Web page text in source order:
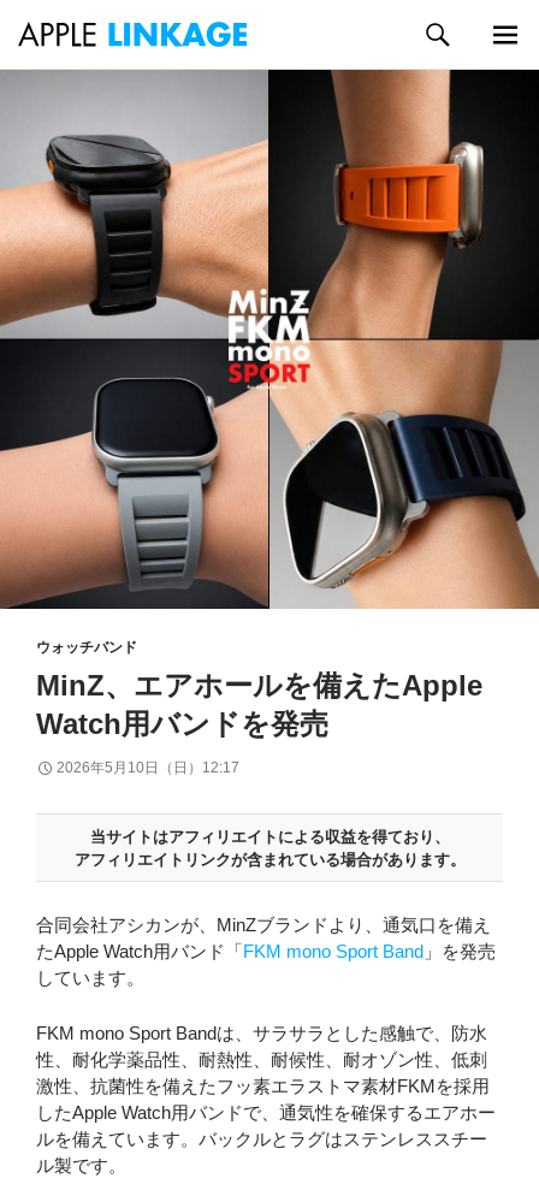
ツ
ス
キ
ッ
プ
索
ウォッチバンド
MinZ、エアホールを備えたApple
Watch用バンドを発売
2026年5月10日（日）12:17
当サイトはアフィリエイトによる収益を得ており、
アフィリエイトリンクが含まれている場合があります。
合同会社アシカンが、MinZブランドより、通気口を備え
たApple Watch用バンド「FKM mono Sport Band 」を発売
しています。
FKM mono Sport Bandは、サラサラとした感触で、防水
性、耐化学薬品性、耐熱性、耐候性、耐オゾン性、低刺
激性、抗菌性を備えたフッ素エラストマ素材FKMを採用
したApple Watch用バンドで、通気性を確保するエアホー
ルを備えています。バックルとラグはステンレススチー
ル製です。